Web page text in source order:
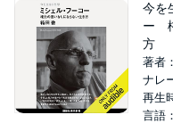
今を
ー
方
著者
ナレ
再生
言語